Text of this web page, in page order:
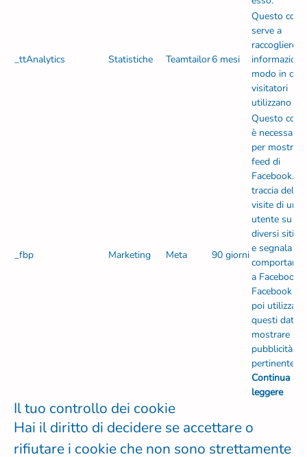
_ttAnalytics Statistiche Teamtailor6 mesi
Questo
serve a
raccogliere
informazioni
modo in cui i
visitatori
utilizzano il
_fbp Marketing Meta 90 giorni
Questo
è necessario
per
feed di
Facebook.
traccia delle
visite di un
utente su
diversi siti
e segnala
a Facebook.
Facebook
poi utilizzare
questi dati
mostrare
pubblicità
pertinente.
Continua a
leggere
Il tuo controllo dei cookie
Hai il diritto di decidere se accettare o
rifiutare i cookie che non sono strettamente